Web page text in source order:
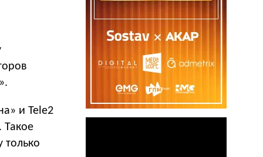
и Tele2
Такое
только